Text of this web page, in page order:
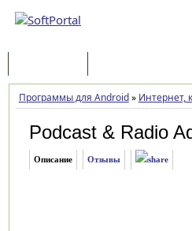
Программы для Android» Интернет,
Podcast & Radio
Описание Отзывы